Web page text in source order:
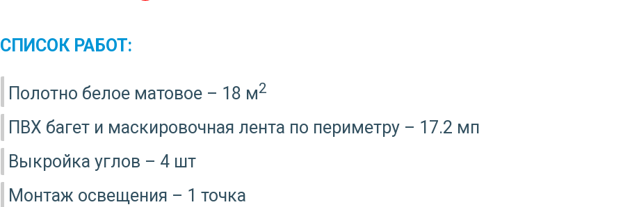
СПИСОК РАБОТ:
Полотно белое матовое – 18 м2
ПВХ багет и маскировочная лента по периметру – 17.2 мп
Выкройка углов – 4 шт
Монтаж освещения – 1 точка